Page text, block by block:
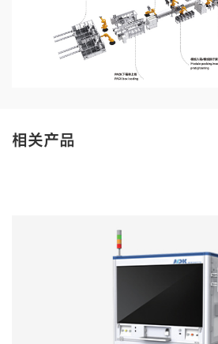
相关产品